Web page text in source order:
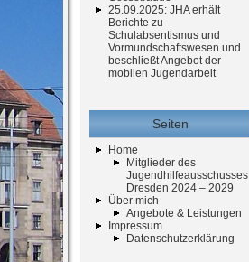
25.09.2025: JHA erhält
Berichte zu
Schulabsentismus und
Vormundschaftswesen und
beschließt Angebot der
mobilen Jugendarbeit
Seiten
Home
Mitglieder des
Jugendhilfeausschusses
Dresden 2024 – 2029
Über mich
Angebote & Leistungen
Impressum
Datenschutzerklärung